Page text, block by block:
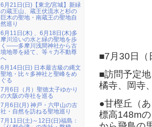
■7月30日（
■訪問予定地
橘寺、岡寺
●甘樫丘（
標高148m
6月21日(日)【東北/宮城】新緑
の蔵王山、蔵王伏流水と杉の
巨木の聖地・南蔵王の聖地自
然巡り
6月11日(木) 、6月18日(木)多
摩川沿いの水と緑の聖地を歩
く――多摩川浅間神社から古
墳地帯を経て、等々力不動尊
へ
6月14日(日) 日本最古級の縄文
聖地・比々多神社と聖峰をめ
ぐる
7月6日（月）聖徳太子ゆかり
の大阪の寺社を巡る
7月6日(月) 神戸・六甲山の古
社・自然を訪ねる聖地巡り
7月11日(土)～12日(日)福島：